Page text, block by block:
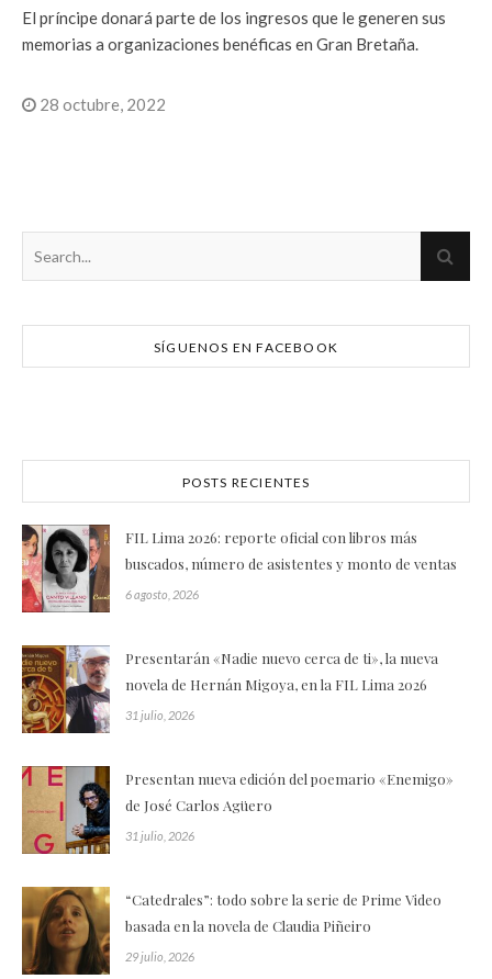
El príncipe donará parte de los ingresos que le generen sus
memorias a organizaciones benéficas en Gran Bretaña.
28 octubre, 2022
SÍGUENOS EN FACEBOOK
POSTS RECIENTES
FIL Lima 2026: reporte oficial con libros más
buscados, número de asistentes y monto de ventas
6 agosto, 2026
Presentarán «Nadie nuevo cerca de ti», la nueva
novela de Hernán Migoya, en la FIL Lima 2026
31 julio, 2026
Presentan nueva edición del poemario «Enemigo»
de José Carlos Agüero
31 julio, 2026
“Catedrales”: todo sobre la serie de Prime Video
basada en la novela de Claudia Piñeiro
29 julio, 2026